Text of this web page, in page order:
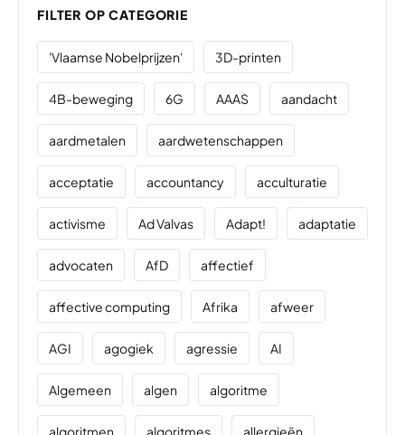
FILTER OP CATEGORIE
'Vlaamse Nobelprijzen' 3D-printen
4B-beweging 6G AAAS aandacht
aardmetalen aardwetenschappen
acceptatie accountancy acculturatie
activisme Ad Valvas Adapt! adaptatie
advocaten AfD affectief
affective computing Afrika afweer
AGI agogiek agressie AI
Algemeen algen algoritme
algoritmen algoritmes allergieën